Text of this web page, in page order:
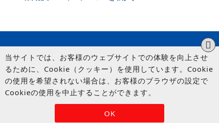
© UP GARAGE GROUP Co., Ltd.
OK
当サイトでは、お客様のウェブサイトでの体験を向上させ
るために、Cookie（クッキー）を使用しています。Cookie
の使用を希望されない場合は、お客様のブラウザの設定で
Cookieの使用を中止することができます。